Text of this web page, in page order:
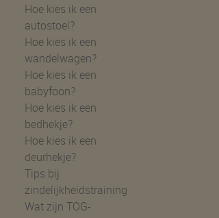
Hoe kies ik een
autostoel?
Hoe kies ik een
wandelwagen?
Hoe kies ik een
babyfoon?
Hoe kies ik een
bedhekje?
Hoe kies ik een
deurhekje?
Tips bij
zindelijkheidstraining
Wat zijn TOG-